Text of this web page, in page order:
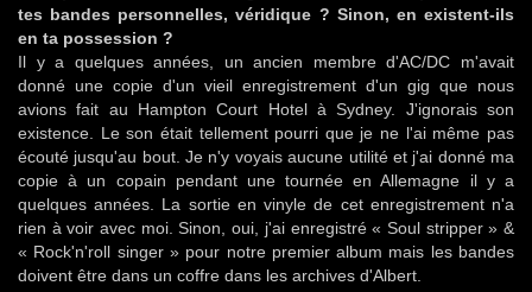
tes bandes personnelles, véridique ? Sinon, en existent-ils
en ta possession ?
Il y a quelques années, un ancien membre d'AC/DC m'avait
donné une copie d'un vieil enregistrement d'un gig que nous
avions fait au Hampton Court Hotel à Sydney. J'ignorais son
existence. Le son était tellement pourri que je ne l'ai même pas
écouté jusqu'au bout. Je n'y voyais aucune utilité et j'ai donné ma
copie à un copain pendant une tournée en Allemagne il y a
quelques années. La sortie en vinyle de cet enregistrement n'a
rien à voir avec moi. Sinon, oui, j'ai enregistré « Soul stripper » &
« Rock'n'roll singer » pour notre premier album mais les bandes
doivent être dans un coffre dans les archives d'Albert.